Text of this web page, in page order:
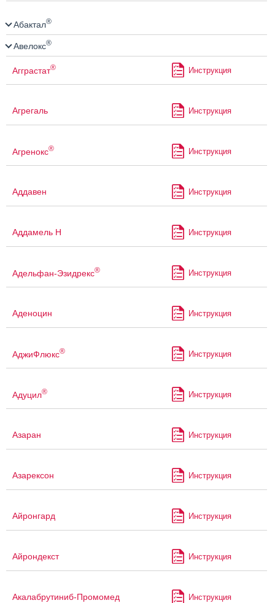
Абактал®
Авелокс®
Агграстат® Инструкция
Агрегаль Инструкция
Агренокс® Инструкция
Аддавен Инструкция
Аддамель Н Инструкция
Адельфан-Эзидрекс® Инструкция
Аденоцин Инструкция
АджиФлюкс® Инструкция
Адуцил® Инструкция
Азаран Инструкция
Азарексон Инструкция
Айронгард Инструкция
Айрондекст Инструкция
Акалабрутиниб-Промомед Инструкция